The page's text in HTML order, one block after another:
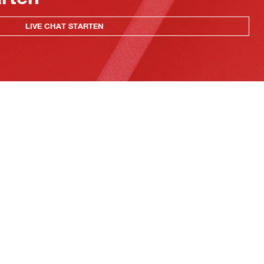
LIVE CHAT STARTEN